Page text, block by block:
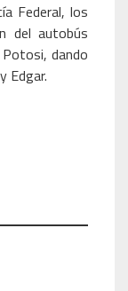
Federal, los
del autobús
dando
Edgar.